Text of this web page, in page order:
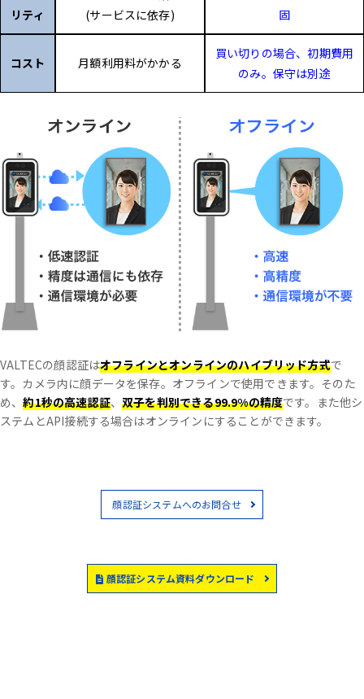
リティ
(サービスに依存)
固
コスト 月額利用料がかかる
買い切りの場合、初期費用
のみ。保守は別途
VALTECの顔認証はオフラインとオンラインのハイブリッド方式で
す。 カメラ内に顔データを保存。オフラインで使用できます。 そのた
め、約1秒の高速認証、双子を判別できる99.9%の精度です。 また他シ
ステムとAPI接続する場合はオンラインにすることができます。
顔認証システムへのお問合せ
顔認証システム資料ダウンロード